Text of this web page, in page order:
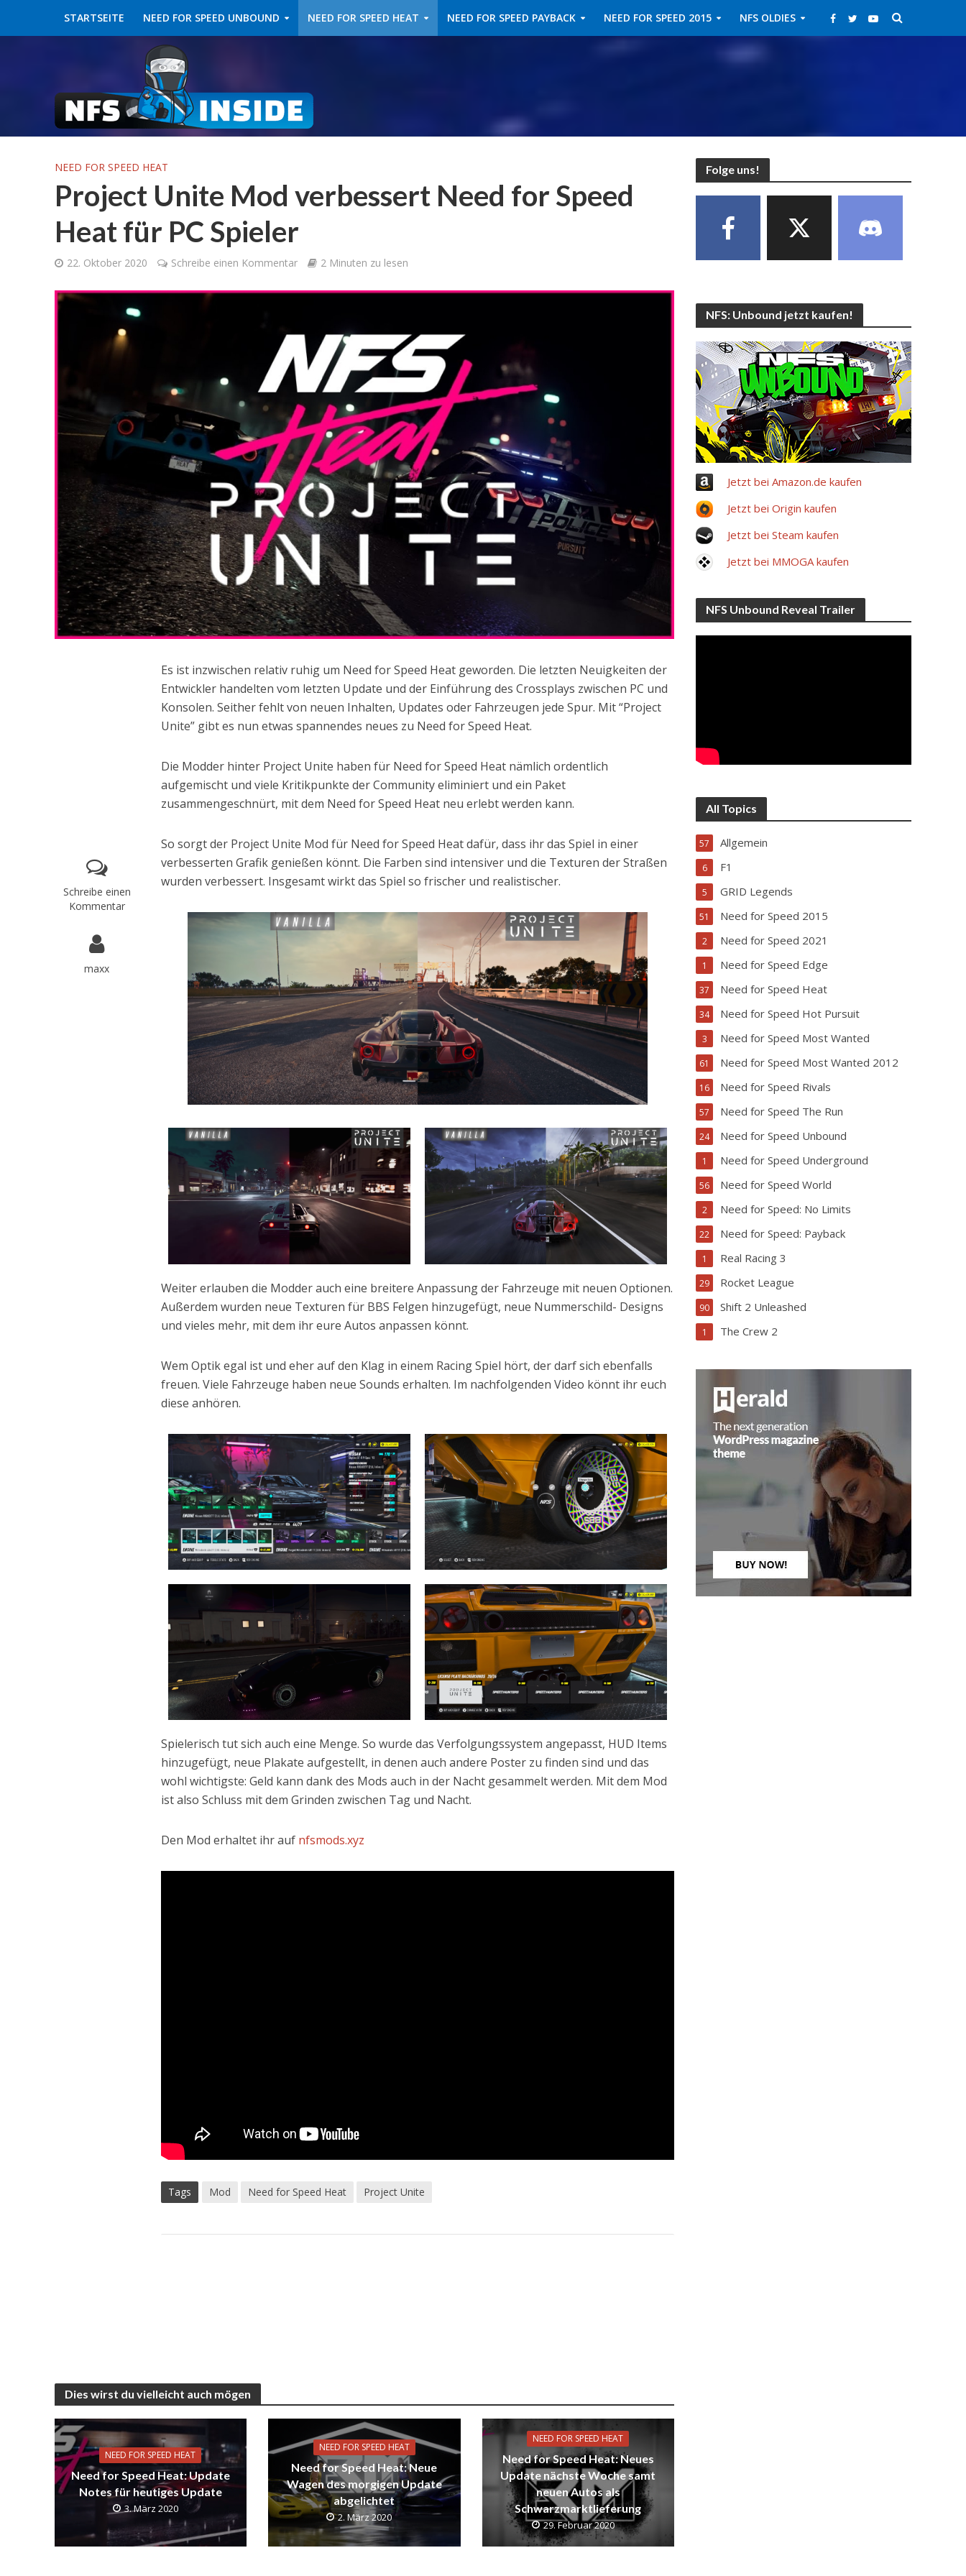
STARTSEITE NEED FOR SPEED UNBOUND NEED FOR SPEED HEAT NEED FOR SPEED PAYBACK NEED FOR SPEED 2015 NFS OLDIES
NEED FOR SPEED HEAT
Project Unite Mod verbessert Need for Speed
Heat für PC Spieler
22. Oktober 2020 Schreibe einen Kommentar 2 Minuten zu lesen
Schreibe einen
Kommentar
maxx
Es ist inzwischen relativ ruhig um Need for Speed Heat geworden. Die letzten Neuigkeiten der
Entwickler handelten vom letzten Update und der Einführung des Crossplays zwischen PC und
Konsolen. Seither fehlt von neuen Inhalten, Updates oder Fahrzeugen jede Spur. Mit “Project
Unite” gibt es nun etwas spannendes neues zu Need for Speed Heat.
Die Modder hinter Project Unite haben für Need for Speed Heat nämlich ordentlich
aufgemischt und viele Kritikpunkte der Community eliminiert und ein Paket
zusammengeschnürt, mit dem Need for Speed Heat neu erlebt werden kann.
So sorgt der Project Unite Mod für Need for Speed Heat dafür, dass ihr das Spiel in einer
verbesserten Grafik genießen könnt. Die Farben sind intensiver und die Texturen der Straßen
wurden verbessert. Insgesamt wirkt das Spiel so frischer und realistischer.
Weiter erlauben die Modder auch eine breitere Anpassung der Fahrzeuge mit neuen Optionen.
Außerdem wurden neue Texturen für BBS Felgen hinzugefügt, neue Nummerschild- Designs
und vieles mehr, mit dem ihr eure Autos anpassen könnt.
Wem Optik egal ist und eher auf den Klag in einem Racing Spiel hört, der darf sich ebenfalls
freuen. Viele Fahrzeuge haben neue Sounds erhalten. Im nachfolgenden Video könnt ihr euch
diese anhören.
Spielerisch tut sich auch eine Menge. So wurde das Verfolgungssystem angepasst, HUD Items
hinzugefügt, neue Plakate aufgestellt, in denen auch andere Poster zu finden sind und das
wohl wichtigste: Geld kann dank des Mods auch in der Nacht gesammelt werden. Mit dem Mod
ist also Schluss mit dem Grinden zwischen Tag und Nacht.
Den Mod erhaltet ihr auf nfsmods.xyz
Tags Mod Need for Speed Heat Project Unite
Dies wirst du vielleicht auch mögen
NEED FOR SPEED HEAT
Need for Speed Heat: Update
Notes für heutiges Update
3. März 2020
NEED FOR SPEED HEAT
Need for Speed Heat: Neue
Wagen des morgigen Update
abgelichtet
2. März 2020
NEED FOR SPEED HEAT
Need for Speed Heat: Neues
Update nächste Woche samt
neuen Autos als
Schwarzmarktlieferung
29. Februar 2020
Folge uns!
NFS: Unbound jetzt kaufen!
Jetzt bei Amazon.de kaufen
Jetzt bei Origin kaufen
Jetzt bei Steam kaufen
Jetzt bei MMOGA kaufen
NFS Unbound Reveal Trailer
All Topics
Allgemein
57
F1
6
GRID Legends
5
Need for Speed 2015
51
Need for Speed 2021
2
Need for Speed Edge
1
Need for Speed Heat
37
Need for Speed Hot Pursuit
34
Need for Speed Most Wanted
3
Need for Speed Most Wanted 2012
61
Need for Speed Rivals
16
Need for Speed The Run
57
Need for Speed Unbound
24
Need for Speed Underground
1
Need for Speed World
56
Need for Speed: No Limits
2
Need for Speed: Payback
22
Real Racing 3
1
Rocket League
29
Shift 2 Unleashed
90
The Crew 2
1